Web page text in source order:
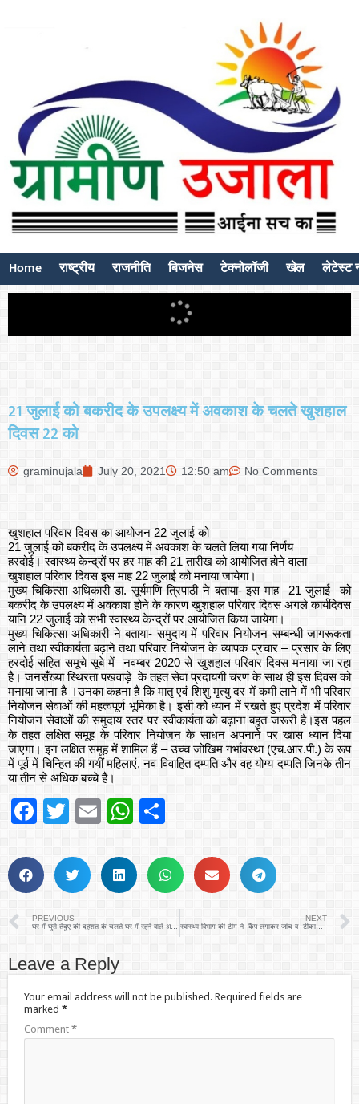
Home राष्ट्रीय राजनीति बिजनेस टेक्नोलॉजी खेल लेटेस्ट
21 जुलाई को बकरीद के उपलक्ष्य में अवकाश के चलते खुशहाल
दिवस 22 को
graminujala July 20, 2021 12:50 am No Comments
खुशहाल परिवार दिवस का आयोजन 22 जुलाई को
21 जुलाई को बकरीद के उपलक्ष्य में अवकाश के चलते लिया गया निर्णय
हरदोई। स्वास्थ्य केन्द्रों पर हर माह की 21 तारीख को आयोजित होने वाला
खुशहाल परिवार दिवस इस माह 22 जुलाई को मनाया जायेगा।
मुख्य चिकित्सा अधिकारी डा. सूर्यमणि त्रिपाठी ने बताया- इस माह 21 जुलाई को
बकरीद के उपलक्ष्य में अवकाश होने के कारण खुशहाल परिवार दिवस अगले कार्यदिवस
यानि 22 जुलाई को सभी स्वास्थ्य केन्द्रों पर आयोजित किया जायेगा।
मुख्य चिकित्सा अधिकारी ने बताया- समुदाय में परिवार नियोजन सम्बन्धी जागरूकता
लाने तथा स्वीकार्यता बढ़ाने तथा परिवार नियोजन के व्यापक प्रचार – प्रसार के लिए
हरदोई सहित समूचे सूबे में नवम्बर 2020 से खुशहाल परिवार दिवस मनाया जा रहा
है। जनसँख्या स्थिरता पखवाड़े के तहत सेवा प्रदायगी चरण के साथ ही इस दिवस को
मनाया जाना है ।उनका कहना है कि मातृ एवं शिशु मृत्यु दर में कमी लाने में भी परिवार
नियोजन सेवाओं की महत्वपूर्ण भूमिका है। इसी को ध्यान में रखते हुए प्रदेश में परिवार
नियोजन सेवाओं की समुदाय स्तर पर स्वीकार्यता को बढ़ाना बहुत जरूरी है।इस पहल
के तहत लक्षित समूह के परिवार नियोजन के साधन अपनाने पर खास ध्यान दिया
जाएगा। इन लक्षित समूह में शामिल हैं – उच्च जोखिम गर्भावस्था (एच.आर.पी.) के रूप
में पूर्व में चिन्हित की गयीं महिलाएं, नव विवाहित दम्पति और वह योग्य दम्पति जिनके तीन
या तीन से अधिक बच्चे हैं।
Facebook
Twitter
EmailWhatsApp
PREVIOUS
घर में घुसे तेंदुए की दहशत के चलते घर में रहने वाले अधेड़ शख्स ने फांसी लगाकर आत्महत्या की
NEXT
स्वास्थ्य विभाग की टीम ने कैंप लगाकर जांच व टीकाकरण किया
Leave a Reply
Your email address will not be published. Required fields are
marked *
Comment *